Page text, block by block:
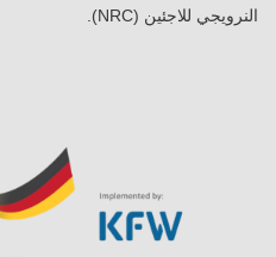
النرويجي للاجئين (NRC).